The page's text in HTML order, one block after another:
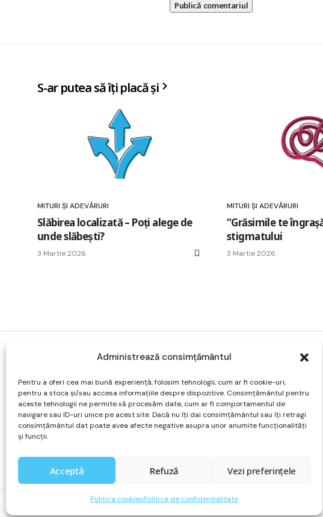
Administrează consimțământul
Pentru a oferi cea mai bună experiență, folosim tehnologii, cum ar fi cookie-uri,
pentru a stoca și/sau accesa informațiile despre dispozitive. Consimțământul pentru
aceste tehnologii ne permite să procesăm date, cum ar fi comportamentul de
navigare sau ID-uri unice pe acest site. Dacă nu îți dai consimțământul sau îți retragi
consimțământul dat poate avea afecte negative asupra unor anumite funcționalități
și funcții.
Acceptă Refuză Vezi preferințele
Politica cookiesPolitica de confidentialitate
S-ar putea să îți placă și
MITURI ȘI ADEVĂRURI
Slăbirea localizată – Poți alege de
unde slăbești?
3 Martie 2026
MITURI ȘI ADEVĂRURI
“Grăsimile te
stigmatului
3 Martie 2026
Despre
Forum
Parteneri
Contact